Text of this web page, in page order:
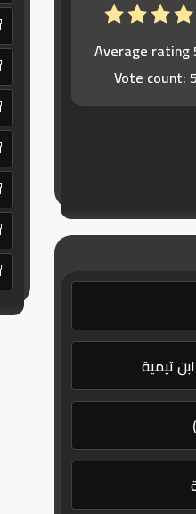
Average rating
Vote count:
تيمية